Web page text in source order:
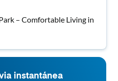
– Comfortable Living in
instantánea